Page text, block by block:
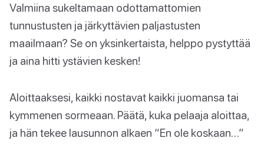
Valmiina sukeltamaan odottamattomien
tunnustusten ja järkyttävien paljastusten
maailmaan? Se on yksinkertaista, helppo pystyttää
ja aina hitti ystävien kesken!
Aloittaaksesi, kaikki nostavat kaikki juomansa tai
kymmenen sormeaan. Päätä, kuka pelaaja aloittaa,
ja hän tekee lausunnon alkaen “En ole koskaan…”